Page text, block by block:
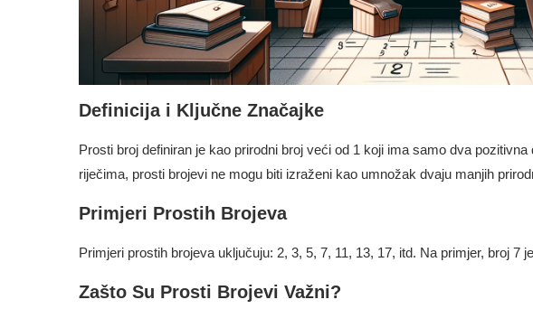
Definicija i Ključne Značajke
Prosti broj definiran je kao prirodni broj veći od 1 koji ima samo dva
riječima, prosti brojevi ne mogu biti izraženi kao umnožak dvaju manjih
Primjeri Prostih Brojeva
Primjeri prostih brojeva uključuju: 2, 3, 5, 7, 11, 13, 17, itd. Na primjer, broj 7
Zašto Su Prosti Brojevi Važni?